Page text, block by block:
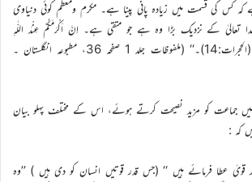
کہ کس کی قسمت میں زیادہ پانی پینا ہے۔ مکرم ومعظم کوئی دنیاوی
تعالیٰ کے نزدیک بڑا وہ ہے جو متقی ہے۔ اِنَّ اَکْرَمَکُمْ عِنْدَ اللّٰہِ
اَتْقٰکُمْ۔ اِنَّ اللّٰہَ عَلِیْمٌ خَبِیْرٌ ۔(الحجرات:14)۔‘‘ (ملفوظات جلد 1 صفحہ 36، مطبوعہ انگلستان ۔
جماعت کو مزید نصیحت کرتے ہوئے، اس کے مختلف پہلو بیان
کہ :
قویٰ عطا فرمائے ہیں ‘‘ (جس قدر قوتیں انسان کو دی ہیں ) ’’وہ